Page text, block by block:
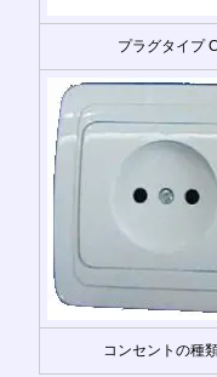
プラグタイプ C
コンセントの種